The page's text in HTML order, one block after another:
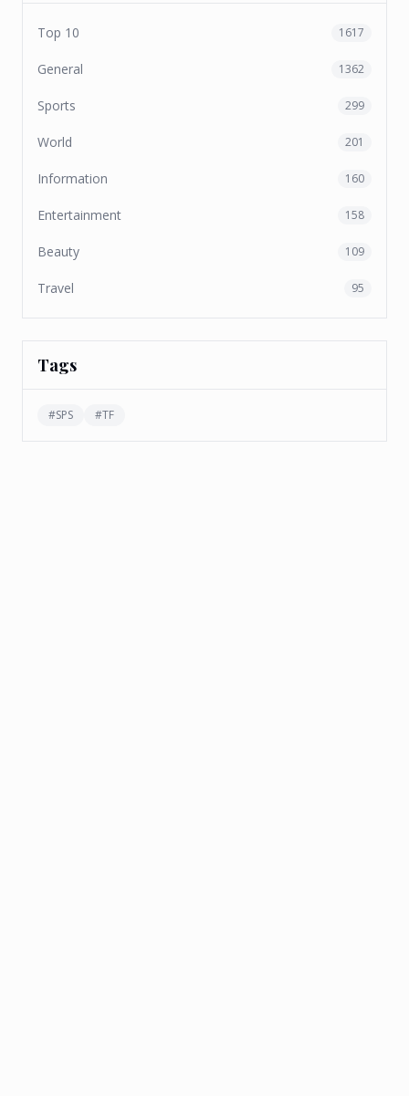
Top 10 1617
General 1362
Sports 299
World 201
Information 160
Entertainment 158
Beauty 109
Travel 95
Tags
#SPS #TF